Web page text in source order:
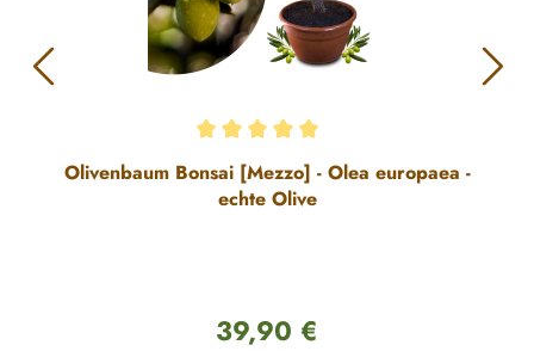
Durchschnittliche Bewertung von 5 von 5 Sternen
Olivenbaum Bonsai [Mezzo] - Olea europaea -
echte Olive
Regulärer Preis:
39,90 €